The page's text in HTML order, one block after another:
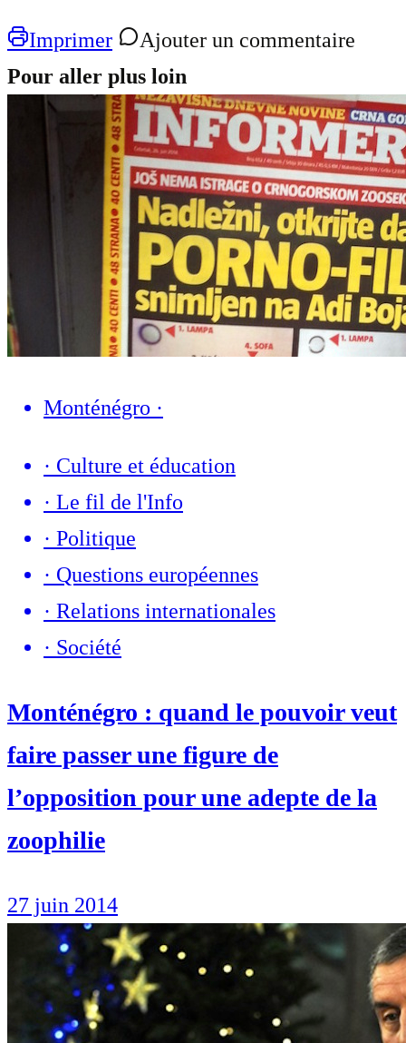
Imprimer
Ajouter un commentaire
Pour aller plus loin
Monténégro ·
· Culture et éducation
· Le fil de l'Info
· Politique
· Questions européennes
· Relations internationales
· Société
Monténégro : quand le pouvoir veut
faire passer une figure de
l’opposition pour une adepte de la
zoophilie
27 juin 2014